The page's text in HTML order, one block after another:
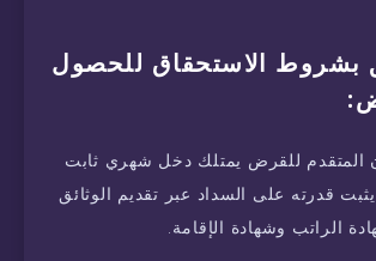
بشروط الاستحقاق للحصول
المتقدم للقرض يمتلك دخل شهري ثابت
قدرته على السداد عبر تقديم الوثائق
الراتب وشهادة الإقامة.